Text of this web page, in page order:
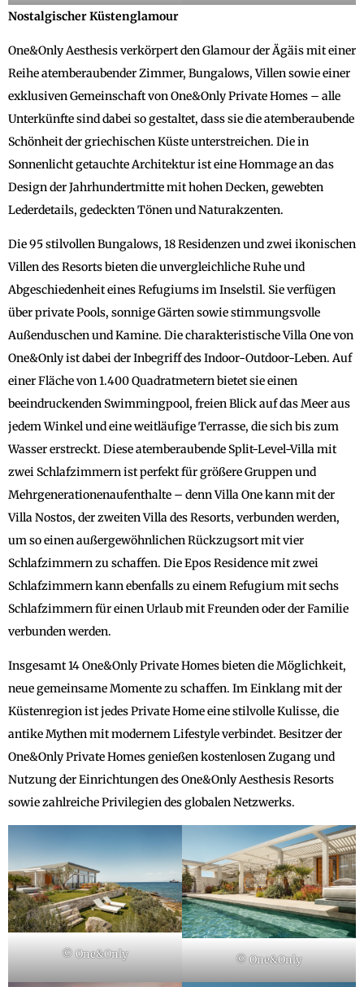
Nostalgischer Küstenglamour
One&Only Aesthesis verkörpert den Glamour der Ägäis mit einer
Reihe atemberaubender Zimmer, Bungalows, Villen sowie einer
exklusiven Gemeinschaft von One&Only Private Homes – alle
Unterkünfte sind dabei so gestaltet, dass sie die atemberaubende
Schönheit der griechischen Küste unterstreichen. Die in
Sonnenlicht getauchte Architektur ist eine Hommage an das
Design der Jahrhundertmitte mit hohen Decken, gewebten
Lederdetails, gedeckten Tönen und Naturakzenten.
Die 95 stilvollen Bungalows, 18 Residenzen und zwei ikonischen
Villen des Resorts bieten die unvergleichliche Ruhe und
Abgeschiedenheit eines Refugiums im Inselstil. Sie verfügen
über private Pools, sonnige Gärten sowie stimmungsvolle
Außenduschen und Kamine. Die charakteristische Villa One von
One&Only ist dabei der Inbegriff des Indoor-Outdoor-Leben. Auf
einer Fläche von 1.400 Quadratmetern bietet sie einen
beeindruckenden Swimmingpool, freien Blick auf das Meer aus
jedem Winkel und eine weitläufige Terrasse, die sich bis zum
Wasser erstreckt. Diese atemberaubende Split-Level-Villa mit
zwei Schlafzimmern ist perfekt für größere Gruppen und
Mehrgenerationenaufenthalte – denn Villa One kann mit der
Villa Nostos, der zweiten Villa des Resorts, verbunden werden,
um so einen außergewöhnlichen Rückzugsort mit vier
Schlafzimmern zu schaffen. Die Epos Residence mit zwei
Schlafzimmern kann ebenfalls zu einem Refugium mit sechs
Schlafzimmern für einen Urlaub mit Freunden oder der Familie
verbunden werden.
Insgesamt 14 One&Only Private Homes bieten die Möglichkeit,
neue gemeinsame Momente zu schaffen. Im Einklang mit der
Küstenregion ist jedes Private Home eine stilvolle Kulisse, die
antike Mythen mit modernem Lifestyle verbindet. Besitzer der
One&Only Private Homes genießen kostenlosen Zugang und
Nutzung der Einrichtungen des One&Only Aesthesis Resorts
sowie zahlreiche Privilegien des globalen Netzwerks.
© One&Only © One&Only